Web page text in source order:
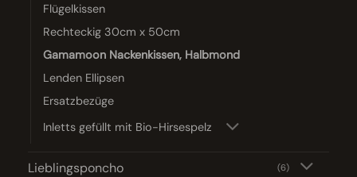
Flügelkissen
Rechteckig 30cm x 50cm
Gamamoon Nackenkissen, Halbmond
Lenden Ellipsen
Ersatzbezüge
Inletts gefüllt mit Bio-Hirsespelz
Lieblingsponcho (6)